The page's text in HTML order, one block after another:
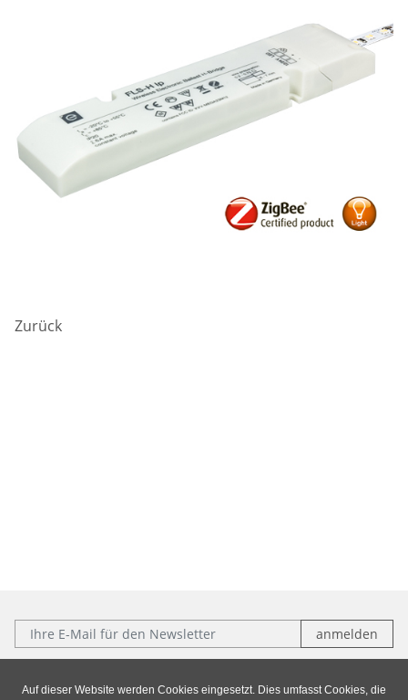
Auf dieser Website werden Cookies eingesetzt. Dies umfasst Cookies, die
Zurück
E-Mail: